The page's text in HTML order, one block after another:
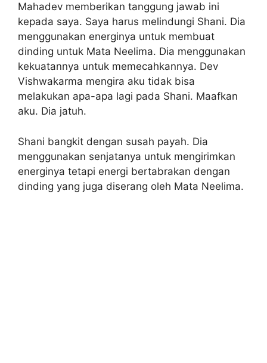
Mahadev memberikan tanggung jawab ini
kepada saya. Saya harus melindungi Shani. Dia
menggunakan energinya untuk membuat
dinding untuk Mata Neelima. Dia menggunakan
kekuatannya untuk memecahkannya. Dev
Vishwakarma mengira aku tidak bisa
melakukan apa-apa lagi pada Shani. Maafkan
aku. Dia jatuh.
Shani bangkit dengan susah payah. Dia
menggunakan senjatanya untuk mengirimkan
energinya tetapi energi bertabrakan dengan
dinding yang juga diserang oleh Mata Neelima.